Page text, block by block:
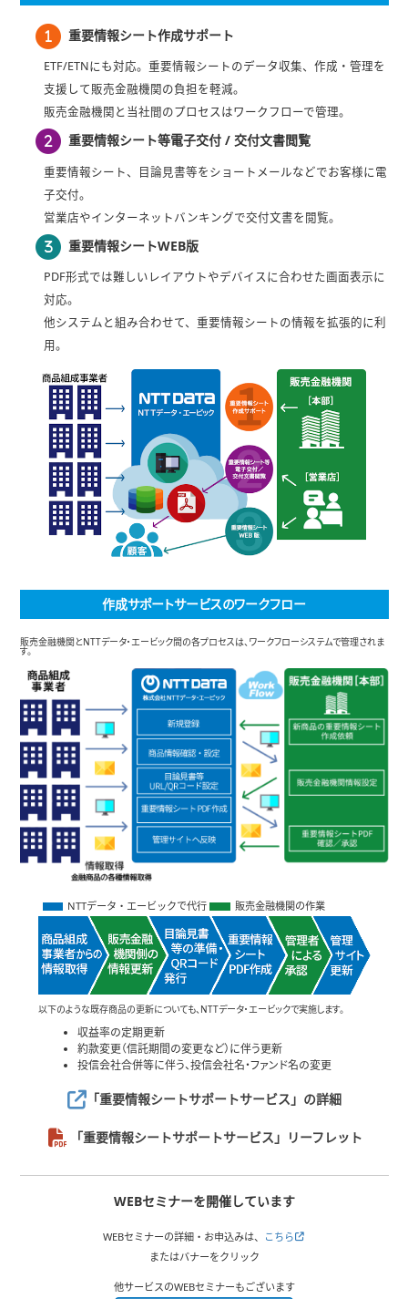
重要情報シート作成サポート
ETF/ETNにも対応。重要情報シートのデータ収集、作成・管理を
支援して販売金融機関の負担を軽減。
販売金融機関と当社間のプロセスはワークフローで管理。
重要情報シート等電子交付 / 交付文書閲覧
重要情報シート、目論見書等をショートメールなどでお客様に電
子交付。
営業店やインターネットバンキングで交付文書を閲覧。
重要情報シートWEB版
PDF形式では難しいレイアウトやデバイスに合わせた画面表示に
対応。
他システムと組み合わせて、重要情報シートの情報を拡張的に利
用。
作成サポートサービスのワークフロー
販売金融機関とNTTデータ・エービック間の各プロセスは、ワークフローシステムで管理されま
す。
NTTデータ・エービックで代行 販売金融機関の作業
以下のような既存商品の更新についても、NTTデータ・エービックで実施します。
収益率の定期更新
約款変更（信託期間の変更など）に伴う更新
投信会社合併等に伴う、投信会社名・ファンド名の変更
「重要情報シートサポートサービス」 の詳細
「重要情報シートサポートサービス」リーフレット
WEBセミナーを開催しています
WEBセミナーの詳細・お申込みは、
こちら
またはバナーをクリック
他サービスのWEBセミナーもございます